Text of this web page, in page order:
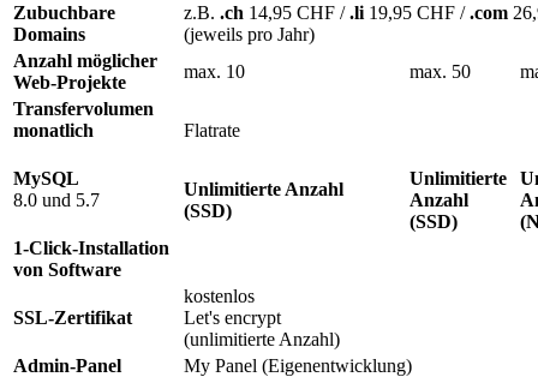
Zubuchbare
Domains
z.B. .ch 14,95 CHF /.li 19,95 CHF /.com
(jeweils pro Jahr)
Anzahl möglicher
Web-Projekte
max. 10 max. 50
Transfervolumen
monatlich
Flatrate
MySQL
8.0 und 5.7
Unlimitierte Anzahl
(SSD)
Unlimitierte
Anzahl
(SSD)
1-Click-Installation
von Software
SSL-Zertifikat
kostenlos
Let's encrypt
(unlimitierte Anzahl)
Admin-Panel
My Panel (Eigenentwicklung)